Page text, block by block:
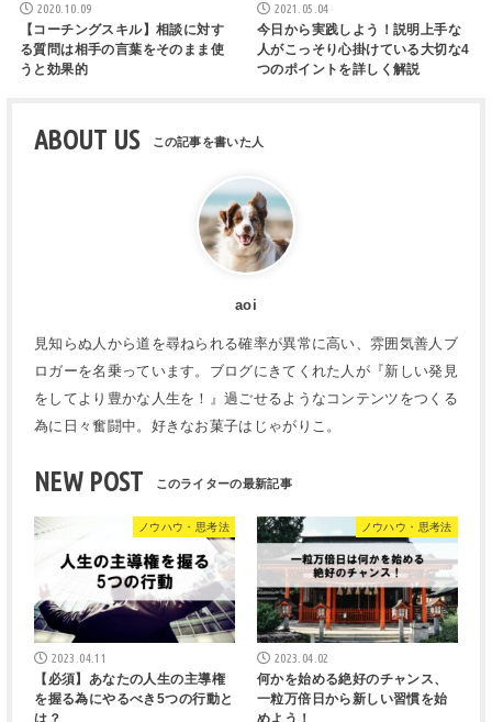
2020.10.09
【コーチングスキル】相談に対す
る質問は相手の言葉をそのまま使
うと効果的
2021.05.04
今日から実践しよう！説明上手な
人がこっそり心掛けている大切な4
つのポイントを詳しく解説
ABOUT US
aoi
見知らぬ人から道を尋ねられる確率が異常に高い、雰囲気善人ブ
ロガーを名乗っています。ブログにきてくれた人が『新しい発見
をしてより豊かな人生を！』過ごせるようなコンテンツをつくる
為に日々奮闘中。好きなお菓子はじゃがりこ。
NEW POST
ノウハウ・思考法
2023.04.11
【必須】あなたの人生の主導権
を握る為にやるべき5つの行動と
は？
ノウハウ・思考法
2023.04.02
何かを始める絶好のチャンス、
一粒万倍日から新しい習慣を始
めよう！